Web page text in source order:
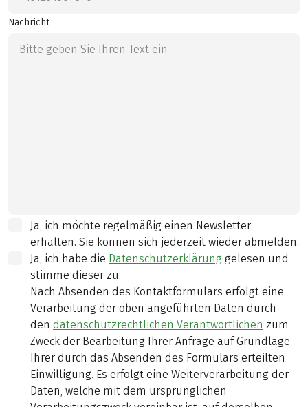
Nachricht
Ja, ich möchte regelmäßig einen Newsletter
erhalten. Sie können sich jederzeit wieder abmelden.
Ja, ich habe die Datenschutzerklärung gelesen und
stimme dieser zu.
Nach Absenden des Kontaktformulars erfolgt eine
Verarbeitung der oben angeführten Daten durch
den datenschutzrechtlichen Verantwortlichen zum
Zweck der Bearbeitung Ihrer Anfrage auf Grundlage
Ihrer durch das Absenden des Formulars erteilten
Einwilligung. Es erfolgt eine Weiterverarbeitung der
Daten, welche mit dem ursprünglichen